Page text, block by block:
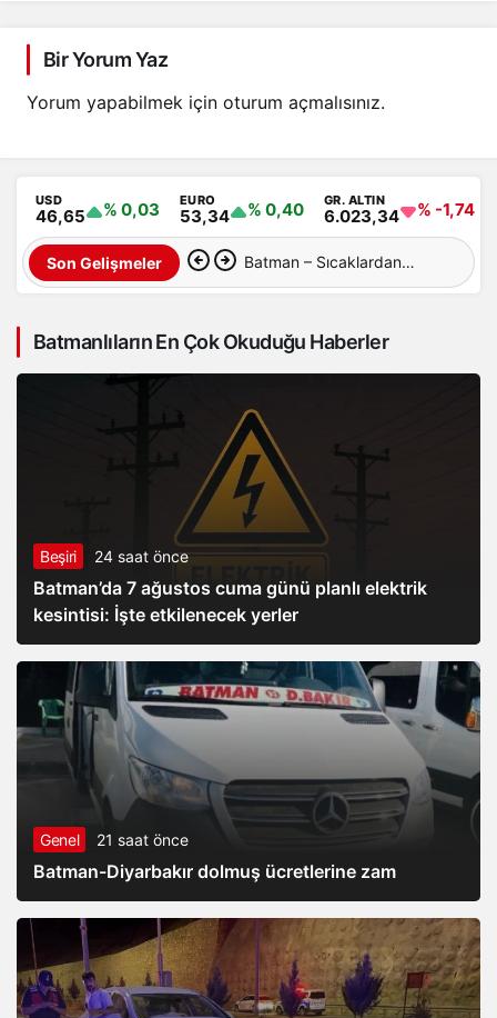
Bir Yorum Yaz
Yorum yapabilmek için oturum açmalısınız.
USD
46,65 % 0,03 EURO
53,34 % 0,40 GR. ALTIN
6.023,34 % -1,74
Son Gelişmeler Batman – Sıcaklardan
Batmanlıların En Çok Okuduğu Haberler
Beşiri 24 saat önce
Batman’da 7 ağustos cuma günü planlı elektrik
kesintisi: İşte etkilenecek yerler
Genel 21 saat önce
Batman-Diyarbakır dolmuş ücretlerine zam